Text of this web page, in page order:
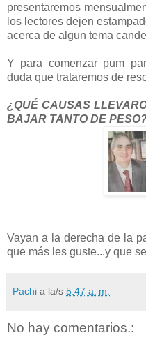
presentaremos
los lectores dejen
acerca de algun tema
Y para comenzar pum
duda que trataremos de
¿QUÉ CAUSAS
BAJAR TANTO DE
Vayan a la derecha de la
que más les guste...y que
Pachi a la/s 5:47 a. m.
No hay comentarios.: